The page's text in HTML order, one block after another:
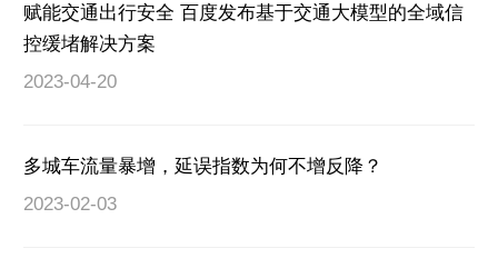
赋能交通出行安全 百度发布基于交通大模型的全域信
控缓堵解决方案
2023-04-20
多城车流量暴增，延误指数为何不增反降？
2023-02-03